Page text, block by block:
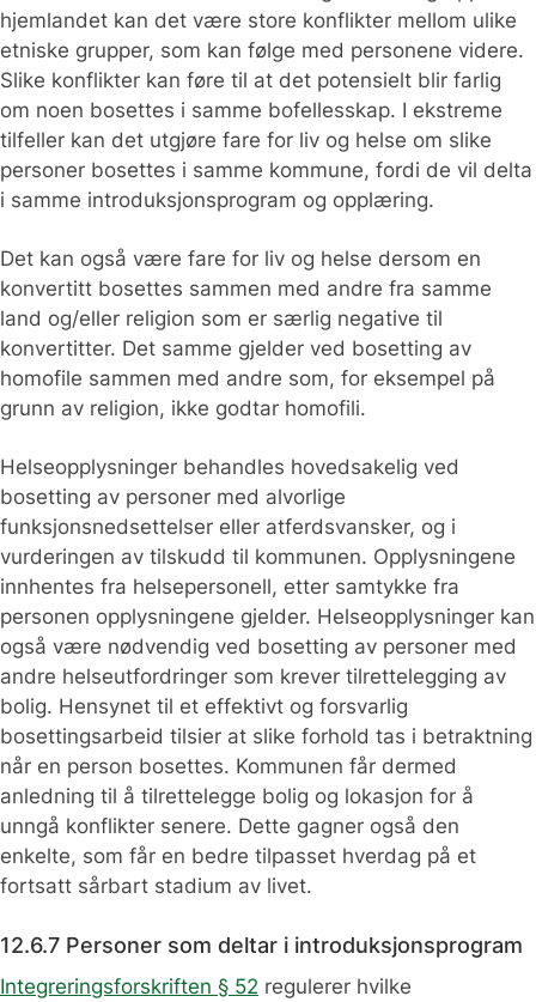
hjemlandet kan det være store konflikter mellom ulike
etniske grupper, som kan følge med personene videre.
Slike konflikter kan føre til at det potensielt blir farlig
om noen bosettes i samme bofellesskap. I ekstreme
tilfeller kan det utgjøre fare for liv og helse om slike
personer bosettes i samme kommune, fordi de vil delta
i samme introduksjonsprogram og opplæring.
Det kan også være fare for liv og helse dersom en
konvertitt bosettes sammen med andre fra samme
land og/eller religion som er særlig negative til
konvertitter. Det samme gjelder ved bosetting av
homofile sammen med andre som, for eksempel på
grunn av religion, ikke godtar homofili.
Helseopplysninger behandles hovedsakelig ved
bosetting av personer med alvorlige
funksjonsnedsettelser eller atferdsvansker, og i
vurderingen av tilskudd til kommunen. Opplysningene
innhentes fra helsepersonell, etter samtykke fra
personen opplysningene gjelder. Helseopplysninger kan
også være nødvendig ved bosetting av personer med
andre helseutfordringer som krever tilrettelegging av
bolig. Hensynet til et effektivt og forsvarlig
bosettingsarbeid tilsier at slike forhold tas i betraktning
når en person bosettes. Kommunen får dermed
anledning til å tilrettelegge bolig og lokasjon for å
unngå konflikter senere. Dette gagner også den
enkelte, som får en bedre tilpasset hverdag på et
fortsatt sårbart stadium av livet.
12.6.7 Personer som deltar i introduksjonsprogram
Integreringsforskriften § 52 regulerer hvilke